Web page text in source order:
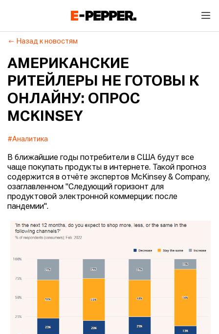
Назад к новостям
АМЕРИКАНСКИЕ
РИТЕЙЛЕРЫ НЕ ГОТОВЫ К
ОНЛАЙНУ: ОПРОС
MCKINSEY
#Аналитика
В ближайшие годы потребители в США будут все
чаще покупать продукты в интернете. Такой прогноз
содержится в отчёте экспертов McKinsey & Company,
озаглавленном "Следующий горизонт для
продуктовой электронной коммерции: после
пандемии".